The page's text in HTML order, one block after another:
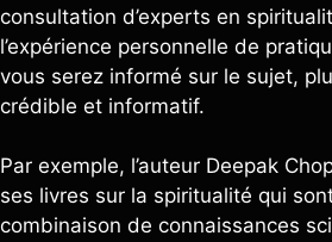
consultation d’experts en
l’expérience personnelle de
vous serez informé sur le sujet,
crédible et informatif.
Par exemple, l’auteur Deepak
ses livres sur la spiritualité qui
combinaison de connaissances